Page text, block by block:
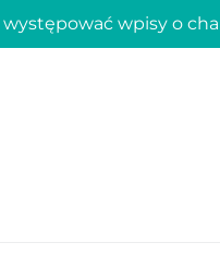
wpisy o